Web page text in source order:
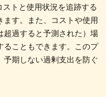
ストと使用状況を追跡する
す。また、コストや使用
超過すると予測された）場
こともできます。このプ
予期しない過剰支出を防ぐ